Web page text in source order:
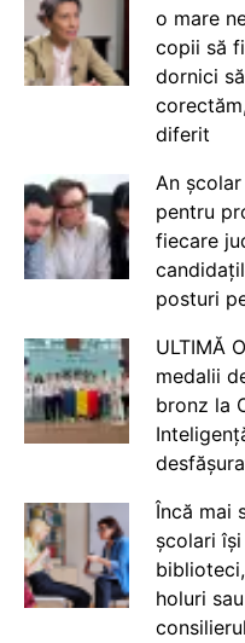
o mare
copii să
dornici
diferit
An
pentru
fiecare
posturi
ULTIMĂ
medalii
bronz la
Încă mai
școlari
holuri